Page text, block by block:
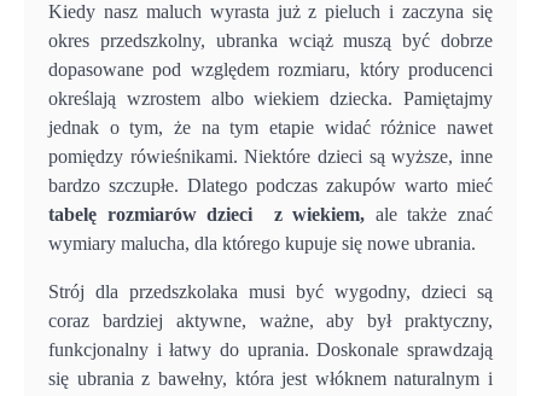
Kiedy nasz maluch wyrasta już z pieluch i zaczyna się
okres przedszkolny, ubranka wciąż muszą być dobrze
dopasowane pod względem rozmiaru, który producenci
określają wzrostem albo wiekiem dziecka. Pamiętajmy
jednak o tym, że na tym etapie widać różnice nawet
pomiędzy rówieśnikami. Niektóre dzieci są wyższe, inne
bardzo szczupłe. Dlatego podczas zakupów warto mieć
tabelę rozmiarów dzieci z wiekiem, ale także znać
wymiary malucha, dla którego kupuje się nowe ubrania.
Strój dla przedszkolaka musi być wygodny, dzieci są
coraz bardziej aktywne, ważne, aby był praktyczny,
funkcjonalny i łatwy do uprania. Doskonale sprawdzają
się ubrania z bawełny, która jest włóknem naturalnym i